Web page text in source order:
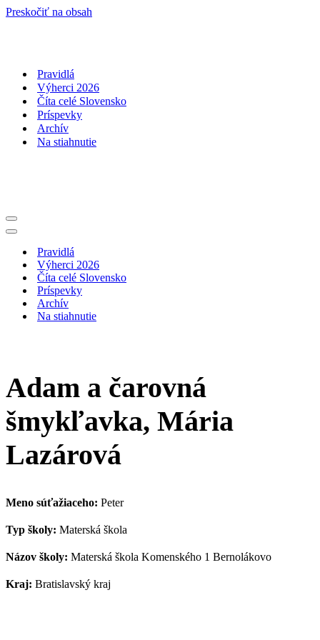
Preskočiť na obsah
Pravidlá
Výherci 2026
Číta celé Slovensko
Príspevky
Archív
Na stiahnutie
Menu
navigácie
Menu
navigáciePravidlá
Výherci 2026
Číta celé Slovensko
Príspevky
Archív
Na stiahnutie
Adam a čarovná
šmykľavka, Mária
Lazárová
Meno súťažiaceho: Peter
Typ školy: Materská škola
Názov školy: Materská škola Komenského 1 Bernolákovo
Kraj: Bratislavský kraj